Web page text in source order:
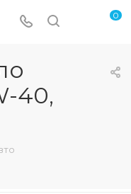
0
40,